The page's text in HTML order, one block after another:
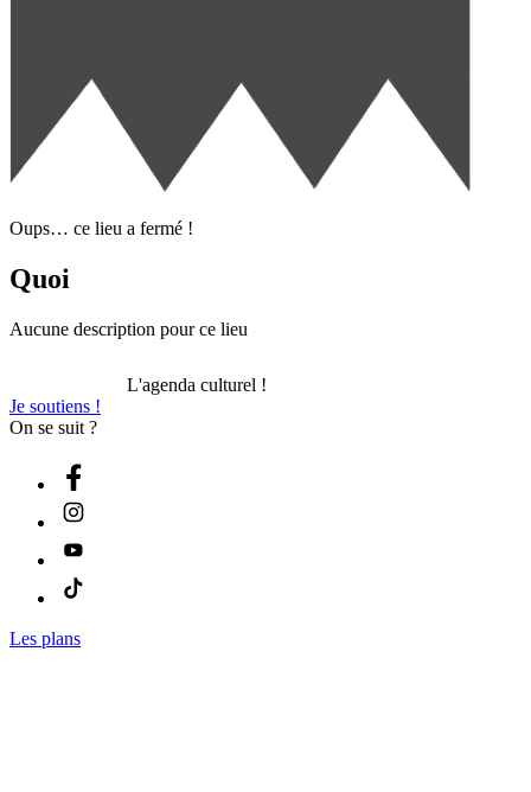
Oups… ce lieu a fermé !
Quoi
Aucune description pour ce lieu
L'agenda culturel !
Je soutiens !
On se suit ?
Les plans